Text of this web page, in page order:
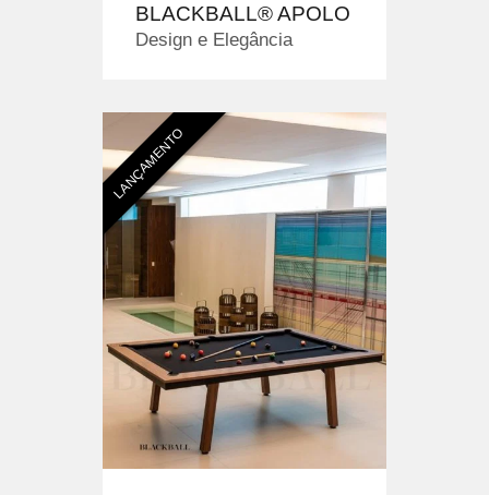
BLACKBALL® APOLO
Design e Elegância
LANÇAMENTO